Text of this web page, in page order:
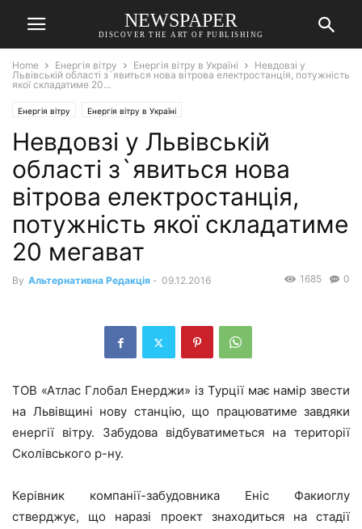
NEWSPAPER
DISCOVER THE ART OF PUBLISHING
Home Енергія вітру Енергія вітру в Україні
Невдовзі у
Львівській області з`явиться нова вітрова електростанція, потужність
якої складатиме 20...
Енергія вітру Енергія вітру в Україні
Невдовзі у Львівській
області з`явиться нова
вітрова електростанція,
потужність якої складатиме
20 мегават
By Альтернативна Редакція - 09.12.2016 0
1685
ТОВ «Атлас Глобал Енерджи» із Турції має намір звести
на Львівщині нову станцію, що працюватиме завдяки
енергії вітру. Забудова відбуватиметься на території
Сколівського р-ну.
Керівник компанії-забудовника Еніс Факиоглу
стверджує, що наразі проект знаходиться на стадії